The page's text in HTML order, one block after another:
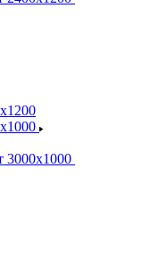
3000х1000